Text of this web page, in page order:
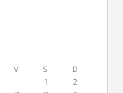
V S
D
1
2